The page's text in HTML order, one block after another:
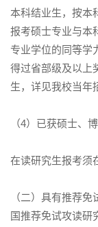
本科结业生，按本
报考硕士专业与本
专业学位的同等学
得过省部级及以上
生，详见我校当年
（4）已获硕士、
在读研究生报考须
（二）具有推荐
国推荐免试攻读研